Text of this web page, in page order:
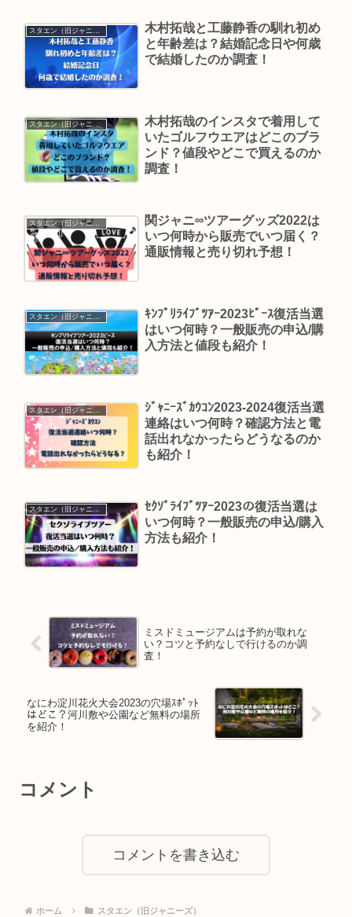
スタエン（旧ジャニーズ）
木村拓哉と工藤静香の馴れ初め
と年齢差は？結婚記念日や何歳
で結婚したのか調査！
木村拓哉のインスタで着用して
いたゴルフウエアはどこのブラ
ンド？値段やどこで買えるのか
調査！
スタエン（旧ジャニーズ）
関ジャニ∞ツアーグッズ2022は
いつ何時から販売でいつ届く？
通販情報と売り切れ予想！
ｷﾝﾌﾟﾘﾗｲﾌﾞﾂｱｰ2023ﾋﾟｰｽ復活当選
はいつ何時？一般販売の申込/購
入方法と値段も紹介！
スタエン（旧ジャニーズ）
ｼﾞｬﾆｰｽﾞｶｳｺﾝ2023-2024復活当選
連絡はいつ何時？確認方法と電
話出れなかったらどうなるのか
も紹介！
ｾｸｿﾞﾗｲﾌﾞﾂｱｰ2023の復活当選は
いつ何時？一般販売の申込/購入
方法も紹介！
ミスドミュージアムは予約が取れな
い？コツと予約なしで行けるのか調
査！
なにわ淀川花火大会2023の穴場ｽﾎﾟｯﾄ
はどこ？河川敷や公園など無料の場所
を紹介！
コメント
コメントを書き込む
ホーム スタエン（旧ジャニーズ）